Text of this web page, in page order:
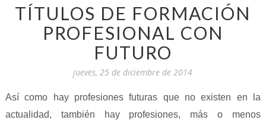
TÍTULOS DE FORMACIÓN
PROFESIONAL CON
FUTURO
jueves, 25 de diciembre de 2014
Así como hay profesiones futuras que no existen en la
actualidad, también hay profesiones, más o menos